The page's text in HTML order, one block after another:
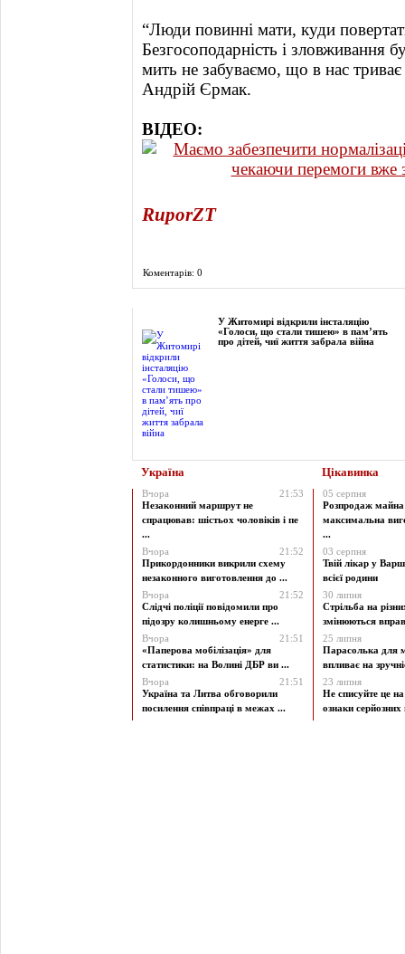
“Люди повинні мати, куди
Безгосоподарність і зловживання
мить не забуваємо, що в нас триває
Андрій Єрмак.
ВІДЕО:
RuporZT
Коментарів: 0
У Житомирі відкрили інсталяцію
«Голоси, що стали тишею» в пам’ять
про дітей, чиї життя забрала війна
Україна Цікавинка
Вчора
21:53
Незаконний маршрут не
спрацював: шістьох чоловіків і пе
...
Вчора
21:52
Прикордонники викрили схему
незаконного виготовлення до ...
Вчора
21:52
Слідчі поліції повідомили про
підозру колишньому енерге ...
Вчора
21:51
«Паперова мобілізація» для
статистики: на Волині ДБР ви ...
Вчора
21:51
Україна та Литва обговорили
посилення співпраці в межах ...
05 серпня
Розпродаж майна
максимальна
...
03 серпня
Твій лікар у
всієї родини
30 липня
Стрільба на
змінюються
25 липня
Парасолька для
впливає на
23 липня
Не списуйте це
ознаки